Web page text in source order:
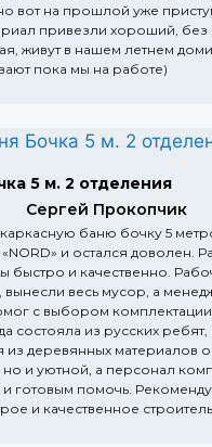
вот на прошлой уже
привезли хороший, без
живут в нашем летнем
пока мы на работе)
5 м. 2 отделения
Сергей Прокопчик
каркасную баню бочку 5
и остался доволен.
быстро и качественно.
вынесли весь мусор, а
с выбором
состояла из русских
из деревянных материалов
но и уютной, а персонал
готовым помочь.
и качественное